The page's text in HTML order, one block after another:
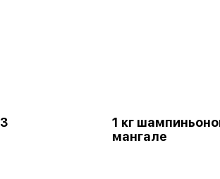
1 кг
мангале